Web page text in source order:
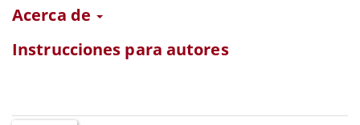
Acerca de
Instrucciones para autores